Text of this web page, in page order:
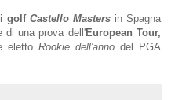
golf Castello Mastersin Spagna
una prova dell'European Tour,
eletto Rookie dell'anno del PGA